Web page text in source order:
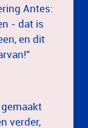
Antes:
- dat is
en dit
verder,